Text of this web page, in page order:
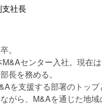
社長
。
センター入社。現在
長を務める。
を支援する部署のトップ
がら、M&Aを通じた地域